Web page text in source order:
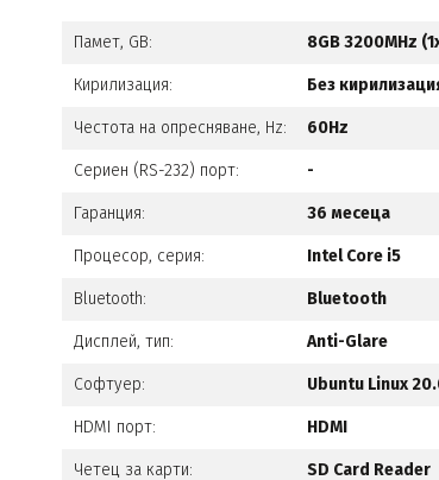
Памет, GB: 8GB 3200MHz
Кирилизация: Без
Честота на опресняване, Hz: 60Hz
Сериен (RS-232) порт: -
Гаранция: 36 месеца
Процесор, серия: Intel Core i5
Bluetooth: Bluetooth
Дисплей, тип: Anti-Glare
Софтуер: Ubuntu Linux
HDMI порт: HDMI
Четец за карти: SD Card Reader